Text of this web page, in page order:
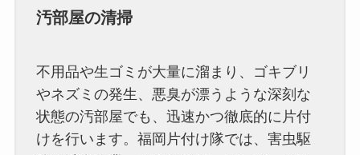
汚部屋の清掃
不用品や生ゴミが大量に溜まり、ゴキブリ
やネズミの発生、悪臭が漂うような深刻な
状態の汚部屋でも、迅速かつ徹底的に片付
けを行います。福岡片付け隊では、害虫駆